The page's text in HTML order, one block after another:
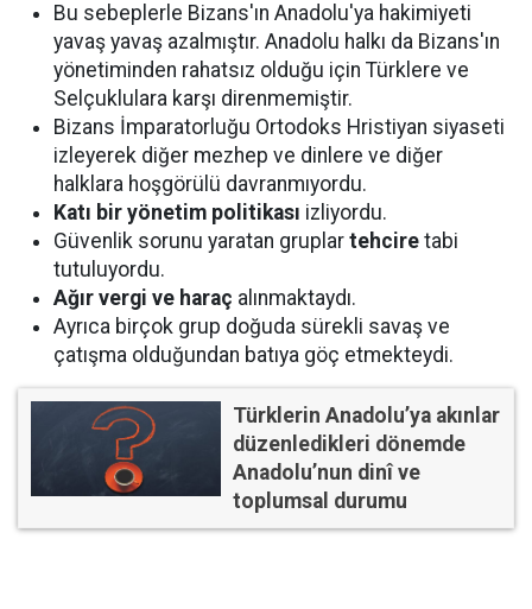
Bu sebeplerle Bizans'ın Anadolu'ya hakimiyeti
yavaş yavaş azalmıştır. Anadolu halkı da Bizans'ın
yönetiminden rahatsız olduğu için Türklere ve
Selçuklulara karşı direnmemiştir.
Bizans İmparatorluğu Ortodoks Hristiyan siyaseti
izleyerek diğer mezhep ve dinlere ve diğer
halklara hoşgörülü davranmıyordu.
Katı bir yönetim politikası izliyordu.
Güvenlik sorunu yaratan gruplar tehcire tabi
tutuluyordu.
Ağır vergi ve haraç alınmaktaydı.
Ayrıca birçok grup doğuda sürekli savaş ve
çatışma olduğundan batıya göç etmekteydi.
Türklerin Anadolu’ya akınlar
düzenledikleri dönemde
Anadolu’nun dinî ve
toplumsal durumu